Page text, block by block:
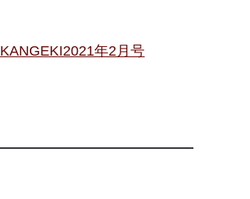
KANGEKI2021年2月号